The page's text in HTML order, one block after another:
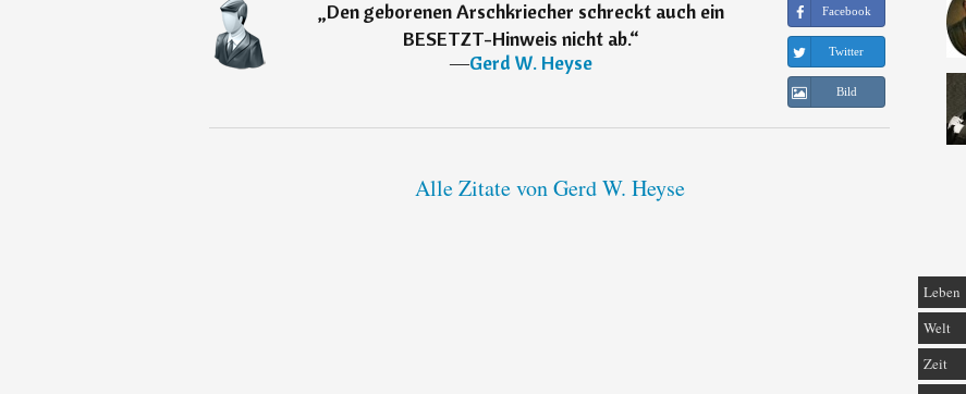
„Den geborenen Arschkriecher schreckt auch ein
BESETZT-Hinweis nicht ab.“
―Gerd W. Heyse
Facebook
Twitter
Bild
Alle Zitate von Gerd W. Heyse
Leben
Welt
Zeit